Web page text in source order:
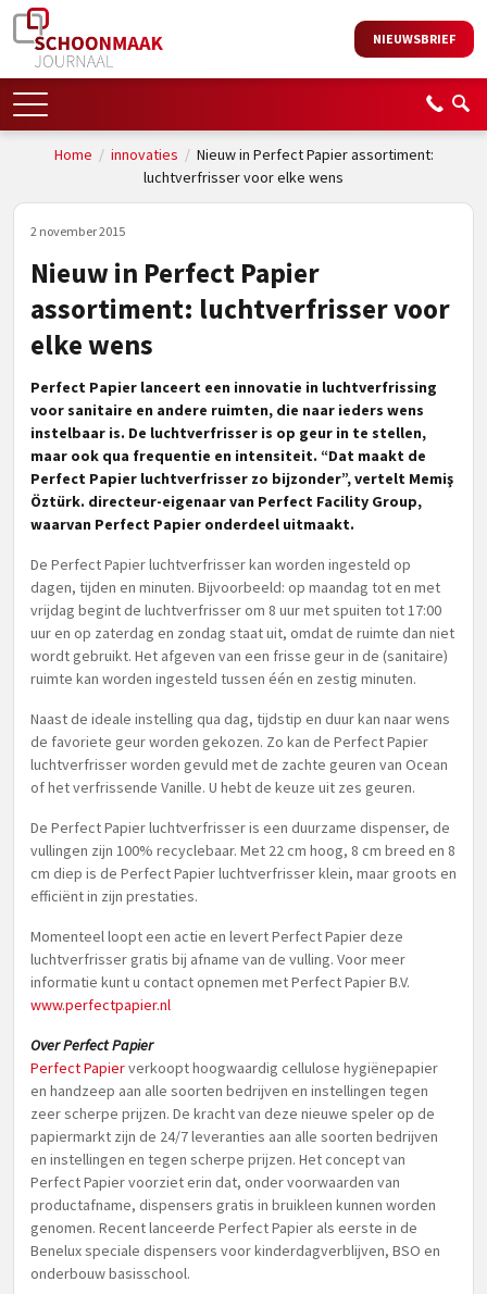
NIEUWSBRIEF
Home / innovaties / Nieuw in Perfect Papier assortiment:
luchtverfrisser voor elke wens
2 november 2015
Nieuw in Perfect Papier
assortiment: luchtverfrisser voor
elke wens
Perfect Papier lanceert een innovatie in luchtverfrissing
voor sanitaire en andere ruimten, die naar ieders wens
instelbaar is. De luchtverfrisser is op geur in te stellen,
maar ook qua frequentie en intensiteit. “Dat maakt de
Perfect Papier luchtverfrisser zo bijzonder”, vertelt Memiş
Öztürk. directeur-eigenaar van Perfect Facility Group,
waarvan Perfect Papier onderdeel uitmaakt.
De Perfect Papier luchtverfrisser kan worden ingesteld op
dagen, tijden en minuten. Bijvoorbeeld: op maandag tot en met
vrijdag begint de luchtverfrisser om 8 uur met spuiten tot 17:00
uur en op zaterdag en zondag staat uit, omdat de ruimte dan niet
wordt gebruikt. Het afgeven van een frisse geur in de (sanitaire)
ruimte kan worden ingesteld tussen één en zestig minuten.
Naast de ideale instelling qua dag, tijdstip en duur kan naar wens
de favoriete geur worden gekozen. Zo kan de Perfect Papier
luchtverfrisser worden gevuld met de zachte geuren van Ocean
of het verfrissende Vanille. U hebt de keuze uit zes geuren.
De Perfect Papier luchtverfrisser is een duurzame dispenser, de
vullingen zijn 100% recyclebaar. Met 22 cm hoog, 8 cm breed en 8
cm diep is de Perfect Papier luchtverfrisser klein, maar groots en
efficiënt in zijn prestaties.
Momenteel loopt een actie en levert Perfect Papier deze
luchtverfrisser gratis bij afname van de vulling. Voor meer
informatie kunt u contact opnemen met Perfect Papier B.V.
www.perfectpapier.nl
Over Perfect Papier
Perfect Papierverkoopt hoogwaardig cellulose hygiënepapier
en handzeep aan alle soorten bedrijven en instellingen tegen
zeer scherpe prijzen. De kracht van deze nieuwe speler op de
papiermarkt zijn de 24/7 leveranties aan alle soorten bedrijven
en instellingen en tegen scherpe prijzen. Het concept van
Perfect Papier voorziet erin dat, onder voorwaarden van
productafname, dispensers gratis in bruikleen kunnen worden
genomen. Recent lanceerde Perfect Papier als eerste in de
Benelux speciale dispensers voor kinderdagverblijven, BSO en
onderbouw basisschool.